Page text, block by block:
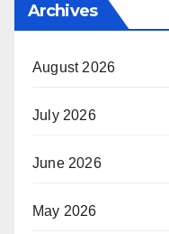
Archives
August 2026
July 2026
June 2026
May 2026